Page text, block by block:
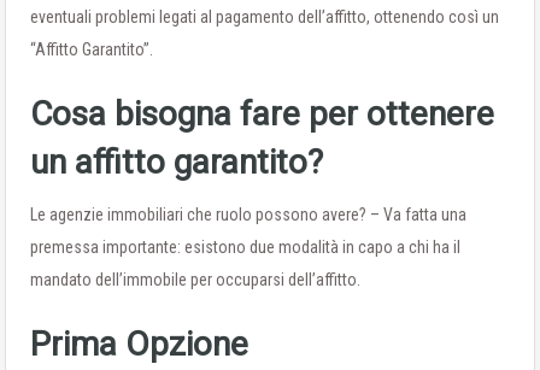
eventuali problemi legati al pagamento dell’affitto, ottenendo così un
“Affitto Garantito”.
Cosa bisogna fare per ottenere
un affitto garantito?
Le agenzie immobiliari che ruolo possono avere? – Va fatta una
premessa importante: esistono due modalità in capo a chi ha il
mandato dell’immobile per occuparsi dell’affitto.
Prima Opzione